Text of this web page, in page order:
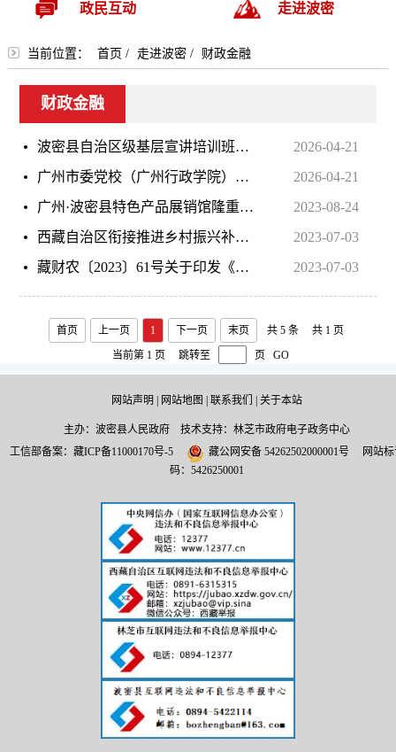
政民互动 走进波密
当前位置： 首页 / 走进波密/ 财政金融
财政金融
波密县自治区级基层宣讲培训班正式开班
2026-04-21
广州市委党校（广州行政学院）黄丽华副校（院）长一行莅临波密县委党校调研指导工作
2026-04-21
广州·波密县特色产品展销馆隆重开业
2023-08-24
西藏自治区衔接推进乡村振兴补助资金激励约束机制管理办法
2023-07-03
藏财农〔2023〕61号关于印发《西藏自治区财政衔接推进乡村振兴补助资金管理办法》的通知
2023-07-03
首页 上一页 1 下一页 末页 共 5 条
共 1 页
当前第 1 页
跳转至 页 GO
网站声明 网站地图 联系我们 关于本站
主办：波密县人民政府 技术支持：林芝市政府电子政务中心
工信部备案： 藏ICP备11000170号-5 藏公网安备 54262502000001号
网站
码：5426250001